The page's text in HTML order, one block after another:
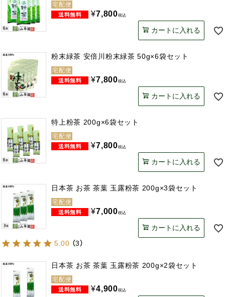
宅配便
¥7,800税込
カートに入れる
粉末緑茶 安倍川粉末緑茶 50g×6袋セット
宅配便
¥7,800税込
カートに入れる
特上粉茶 200g×6袋セット
宅配便
¥7,800税込
カートに入れる
日本茶 お茶 茶葉 玉露粉茶 200g×3袋セット
宅配便
¥7,000税込
カートに入れる
5.00 （3）
日本茶 お茶 茶葉 玉露粉茶 200g×2袋セット
宅配便
¥4,900税込